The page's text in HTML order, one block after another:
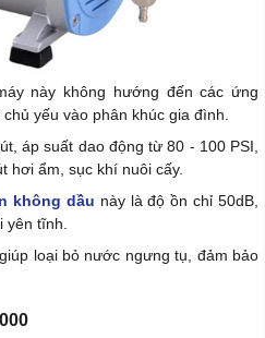
này không hướng đến các ứng
yếu vào phân khúc gia đình.
áp suất dao động từ 80 - 100 PSI,
hơi ẩm, sục khí nuôi cấy.
không dầu này là độ ồn chỉ 50dB,
tĩnh.
loại bỏ nước ngưng tụ, đảm bảo